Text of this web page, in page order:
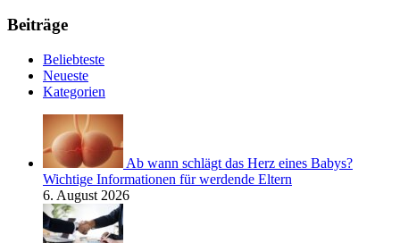
Beiträge
Beliebteste
Neueste
Kategorien
Ab wann schlägt das Herz eines Babys?
Wichtige Informationen für werdende Eltern
6. August 2026